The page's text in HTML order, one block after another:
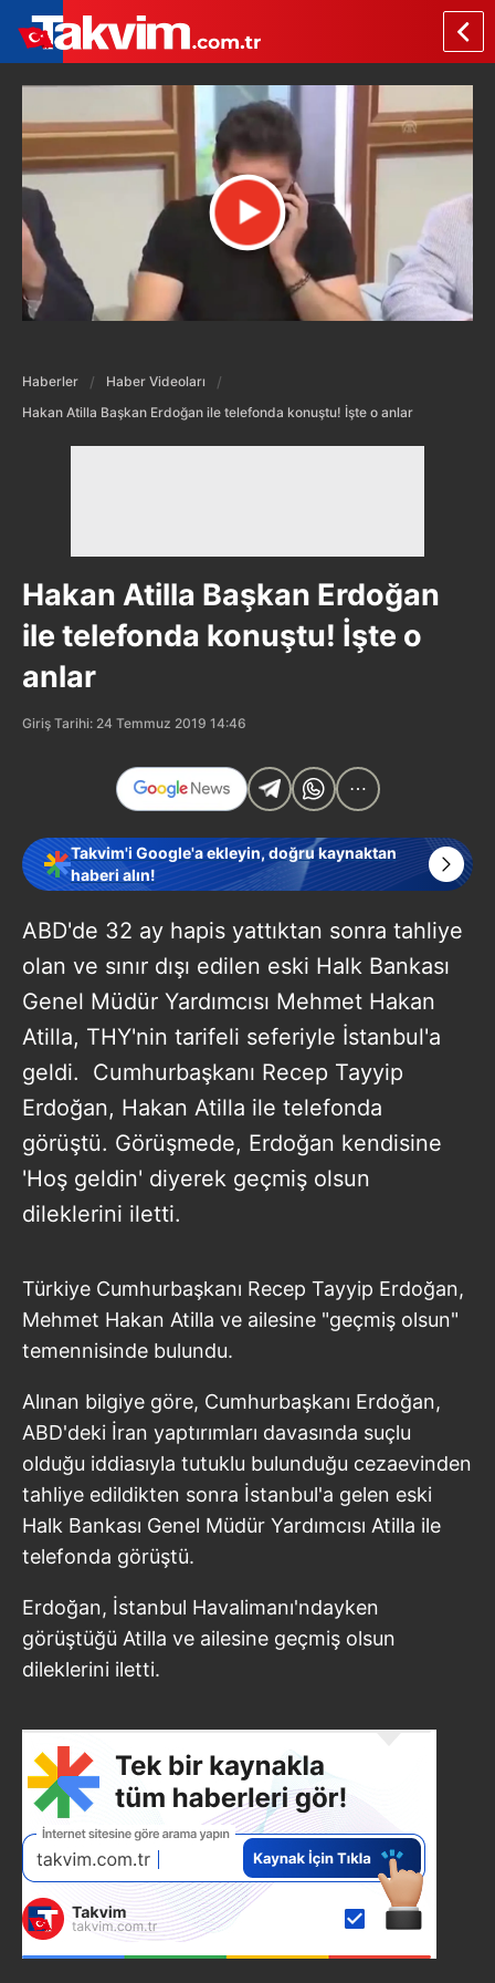
Haberler
Haber Videoları
Hakan Atilla Başkan Erdoğan ile telefonda konuştu! İşte o anlar
Hakan Atilla Başkan Erdoğan
ile telefonda konuştu! İşte o
anlar
Giriş Tarihi: 24 Temmuz 2019 14:46
Takvim'i Google'a ekleyin, doğru kaynaktan
haberi alın!
ABD'de 32 ay hapis yattıktan sonra tahliye
olan ve sınır dışı edilen eski Halk Bankası
Genel Müdür Yardımcısı Mehmet Hakan
Atilla, THY'nin tarifeli seferiyle İstanbul'a
geldi. Cumhurbaşkanı Recep Tayyip
Erdoğan, Hakan Atilla ile telefonda
görüştü. Görüşmede, Erdoğan kendisine
'Hoş geldin' diyerek geçmiş olsun
dileklerini iletti.
Türkiye Cumhurbaşkanı Recep Tayyip Erdoğan,
Mehmet Hakan Atilla ve ailesine "geçmiş olsun"
temennisinde bulundu.
Alınan bilgiye göre, Cumhurbaşkanı Erdoğan,
ABD'deki İran yaptırımları davasında suçlu
olduğu iddiasıyla tutuklu bulunduğu cezaevinden
tahliye edildikten sonra İstanbul'a gelen eski
Halk Bankası Genel Müdür Yardımcısı Atilla ile
telefonda görüştü.
Erdoğan, İstanbul Havalimanı'ndayken
görüştüğü Atilla ve ailesine geçmiş olsun
dileklerini iletti.